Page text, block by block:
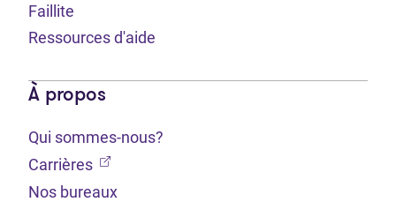
Faillite
Ressources d'aide
À propos
Qui sommes-nous?
Carrières (Ouvre dans un nouvel onglet)
Nos bureaux